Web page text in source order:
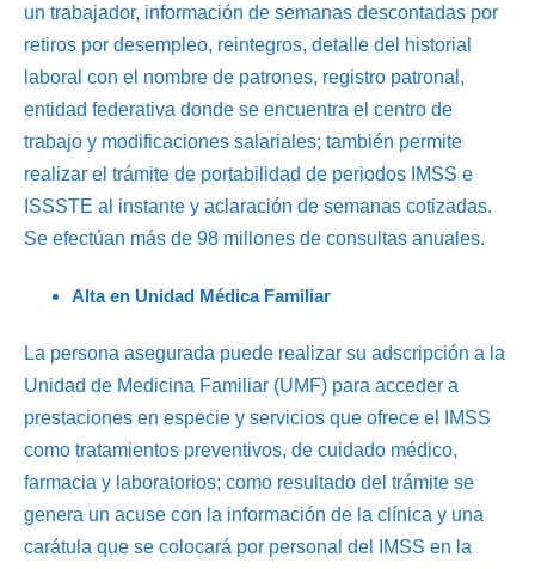
un trabajador, información de semanas descontadas por
retiros por desempleo, reintegros, detalle del historial
laboral con el nombre de patrones, registro patronal,
entidad federativa donde se encuentra el centro de
trabajo y modificaciones salariales; también permite
realizar el trámite de portabilidad de periodos IMSS e
ISSSTE al instante y aclaración de semanas cotizadas.
Se efectúan más de 98 millones de consultas anuales.
Alta en Unidad Médica Familiar
La persona asegurada puede realizar su adscripción a la
Unidad de Medicina Familiar (UMF) para acceder a
prestaciones en especie y servicios que ofrece el IMSS
como tratamientos preventivos, de cuidado médico,
farmacia y laboratorios; como resultado del trámite se
genera un acuse con la información de la clínica y una
carátula que se colocará por personal del IMSS en la